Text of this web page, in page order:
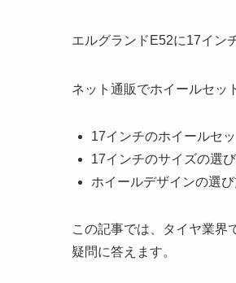
エルグランドE52に17イン
ネット通販でホイールセッ
17インチのホイールセ
17インチのサイズの選
ホイールデザインの選び
この記事では、タイヤ業界
疑問に答えます。